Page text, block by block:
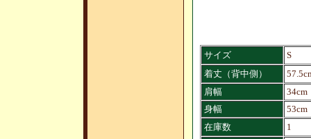
サイズ
S
着丈（背中側）
肩幅
34cm
身幅
53cm
在庫数
1